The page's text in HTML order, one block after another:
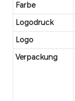
Farbe
Logodruck
Logo
Verpackung